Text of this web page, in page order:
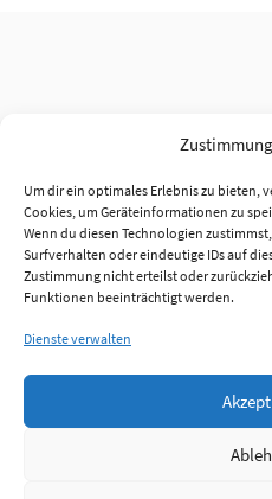
Um dir ein optimales Erlebnis zu bieten,
Cookies, um Geräteinformationen zu
Wenn du diesen Technologien
Surfverhalten oder eindeutige IDs auf
Zustimmung nicht erteilst oder
Funktionen beeinträchtigt werden.
Dienste verwalten